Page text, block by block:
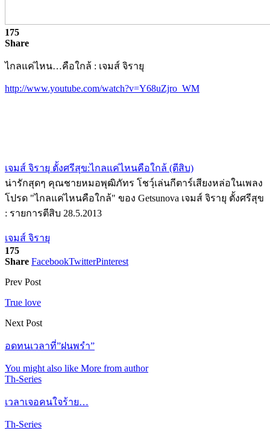
175
Share
ไกลแค่ไหน…คือใกล้ : เจมส์ จิรายุ
http://www.youtube.com/watch?v=Y68uZjro_WM
เจมส์ จิรายุ ตั้งศรีสุข:ไกลแค่ไหนคือใกล้ (ตีสิบ)
น่ารักสุดๆ คุณชายหมอพุฒิภัทร โชวฺ์เล่นกีตาร์เสียงหล่อในเพลง
โปรด "ไกลแค่ไหนคือใกล้" ของ Getsunova เจมส์ จิรายุ ตั้งศรีสุข
: รายการตีสิบ 28.5.2013
เจมส์ จิรายุ
175
Share FacebookTwitterPinterest
Prev Post
True love
Next Post
อดทนเวลาที่”ฝนพรำ”
You might also like More from author
Th-Series
เวลาเจอคนใจร้าย…
Th-Series